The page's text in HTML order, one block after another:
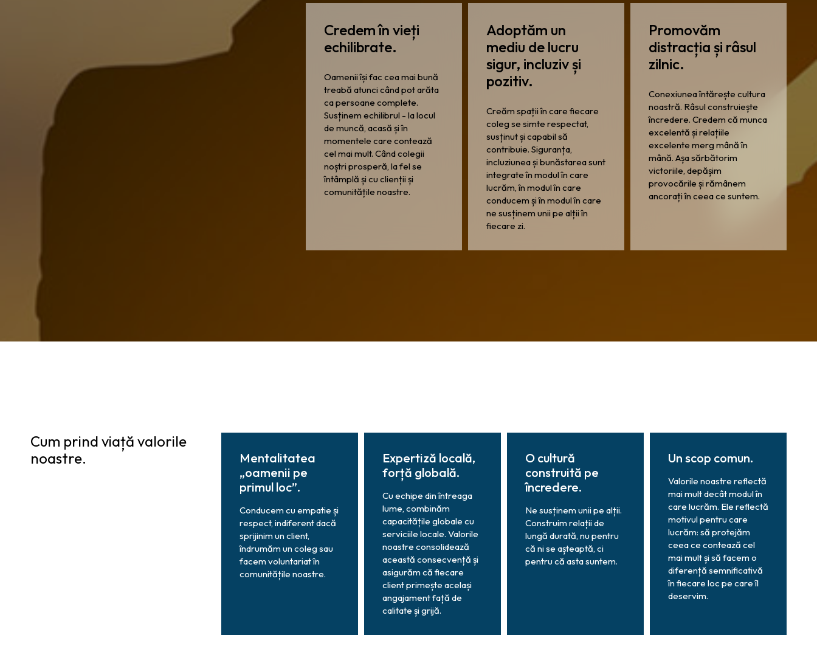
Credem în vieți
echilibrate.
Oamenii își fac cea mai bună
treabă atunci când pot arăta
ca persoane complete.
Susținem echilibrul - la locul
de muncă, acasă și în
momentele care contează
cel mai mult. Când colegii
noștri prosperă, la fel se
întâmplă și cu clienții și
comunitățile noastre.
Adoptăm un
mediu de lucru
sigur, incluziv și
pozitiv.
Creăm spații în care fiecare
coleg se simte respectat,
susținut și capabil să
contribuie. Siguranța,
incluziunea și bunăstarea sunt
integrate în modul în care
lucrăm, în modul în care
conducem și în modul în care
ne susținem unii pe alții în
fiecare zi.
Promovăm
distracția și râsul
zilnic.
Conexiunea întărește cultura
noastră. Râsul construiește
încredere. Credem că munca
excelentă și relațiile
excelente merg mână în
mână. Așa sărbătorim
victoriile, depășim
provocările și rămânem
ancorați în ceea ce suntem.
Cum prind viață valorile
noastre.
Mentalitatea
„oamenii pe
primul loc”.
Conducem cu empatie și
respect, indiferent dacă
sprijinim un client,
îndrumăm un coleg sau
facem voluntariat în
comunitățile noastre.
Expertiză locală,
forță globală.
Cu echipe din întreaga
lume, combinăm
capacitățile globale cu
serviciile locale. Valorile
noastre consolidează
această consecvență și
asigurăm că fiecare
client primește același
angajament față de
calitate și grijă.
O cultură
construită pe
încredere.
Ne susținem unii pe alții.
Construim relații de
lungă durată, nu pentru
că ni se așteaptă, ci
pentru că asta suntem.
Un scop comun.
Valorile noastre reflectă
mai mult decât modul în
care lucrăm. Ele reflectă
motivul pentru care
lucrăm: să protejăm
ceea ce contează cel
mai mult și să facem o
diferență semnificativă
în fiecare loc pe care îl
deservim.